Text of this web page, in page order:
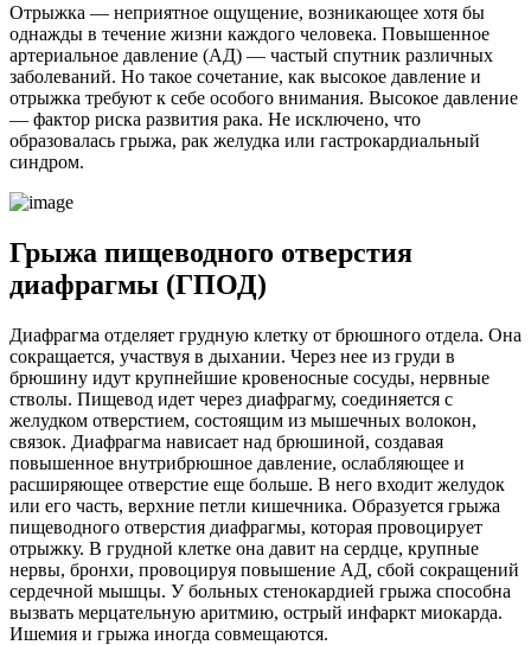
Отрыжка — неприятное ощущение, возникающее хотя бы
однажды в течение жизни каждого человека. Повышенное
артериальное давление (АД) — частый спутник различных
заболеваний. Но такое сочетание, как высокое давление и
отрыжка требуют к себе особого внимания. Высокое давление
— фактор риска развития рака. Не исключено, что
образовалась грыжа, рак желудка или гастрокардиальный
синдром.
Грыжа пищеводного отверстия
диафрагмы (ГПОД)
Диафрагма отделяет грудную клетку от брюшного отдела. Она
сокращается, участвуя в дыхании. Через нее из груди в
брюшину идут крупнейшие кровеносные сосуды, нервные
стволы. Пищевод идет через диафрагму, соединяется с
желудком отверстием, состоящим из мышечных волокон,
связок. Диафрагма нависает над брюшиной, создавая
повышенное внутрибрюшное давление, ослабляющее и
расширяющее отверстие еще больше. В него входит желудок
или его часть, верхние петли кишечника. Образуется грыжа
пищеводного отверстия диафрагмы, которая провоцирует
отрыжку. В грудной клетке она давит на сердце, крупные
нервы, бронхи, провоцируя повышение АД, сбой сокращений
сердечной мышцы. У больных стенокардией грыжа способна
вызвать мерцательную аритмию, острый инфаркт миокарда.
Ишемия и грыжа иногда совмещаются.